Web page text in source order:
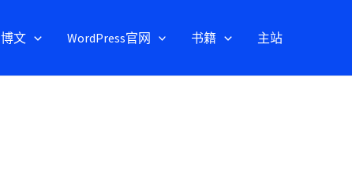
博文 WordPress官网 书籍 主站